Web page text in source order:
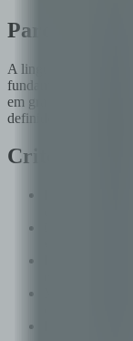
Parceria vs.
A linguagem de
fundamentalmente
em grau. Ambas as
definido porque
Critérios de
Profundidade
domínio
Qualidade
você está
Estabilidade
embora
Maturidade
compromisso
Indicadores